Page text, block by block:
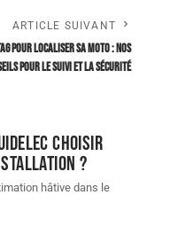
ARTICLE SUIVANT
pour localiser sa moto : nos
pour le suivi et la sécurité
choisir
?
hâtive dans le